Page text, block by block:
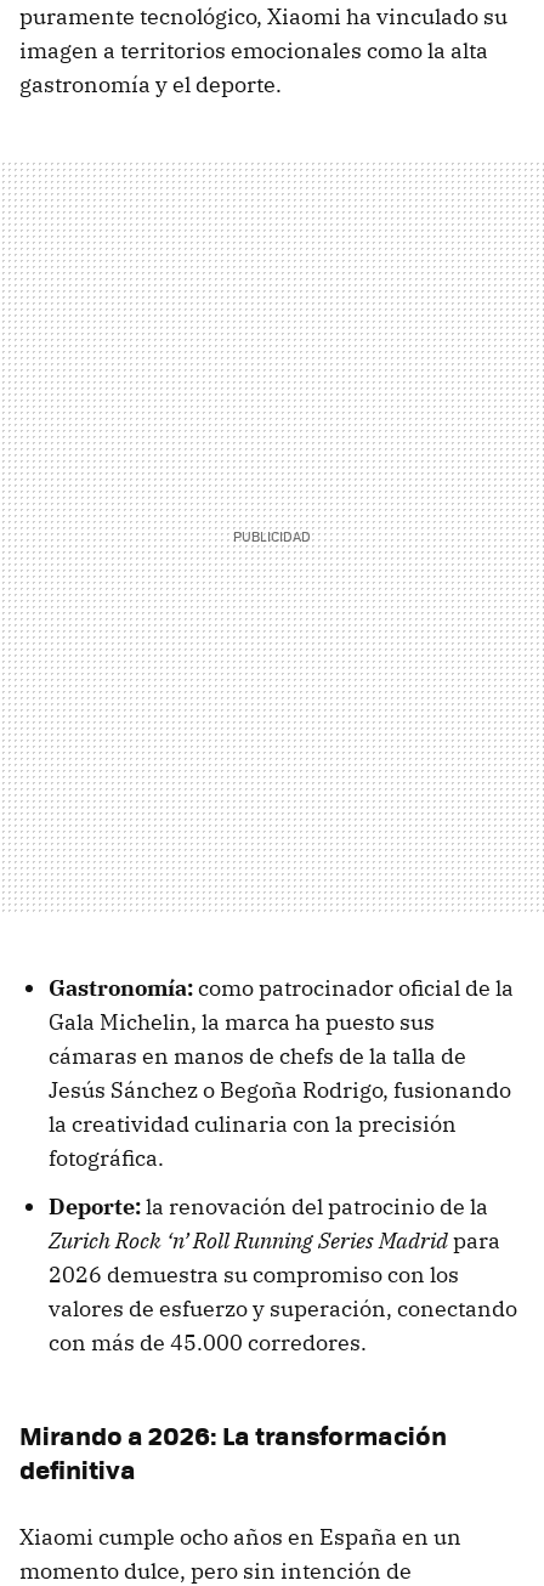
puramente tecnológico, Xiaomi ha vinculado su
imagen a territorios emocionales como la alta
gastronomía y el deporte.
Gastronomía:como patrocinador oficial de la
Gala Michelin, la marca ha puesto sus
cámaras en manos de chefs de la talla de
Jesús Sánchez o Begoña Rodrigo, fusionando
la creatividad culinaria con la precisión
fotográfica.
Deporte:la renovación del patrocinio de la
Zurich Rock ‘n’ Roll Running Series Madridpara
2026 demuestra su compromiso con los
valores de esfuerzo y superación, conectando
con más de 45.000 corredores.
Mirando a 2026: La transformación
definitiva
Xiaomi cumple ocho años en España en un
momento dulce, pero sin intención de